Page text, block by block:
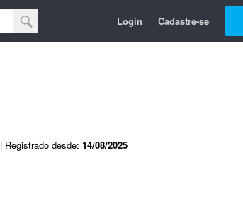
Login Cadastre-se
| Registrado desde: 14/08/2025